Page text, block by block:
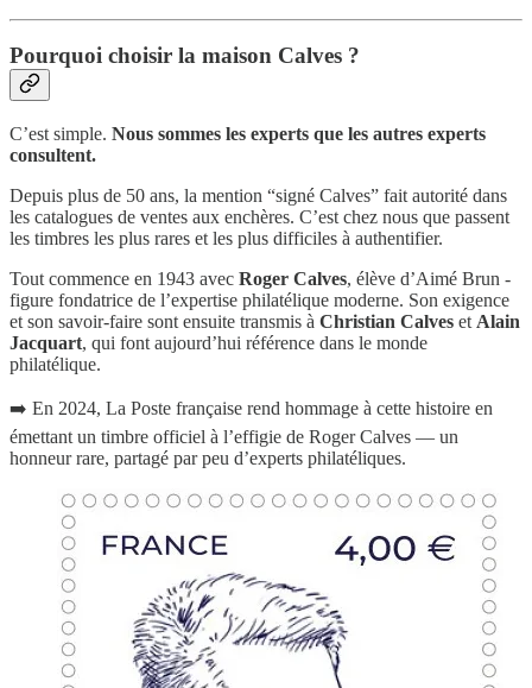
Pourquoi choisir la maison Calves ?
C’est simple. Nous sommes les experts que les autres experts
consultent.
Depuis plus de 50 ans, la mention “signé Calves” fait autorité dans
les catalogues de ventes aux enchères. C’est chez nous que passent
les timbres les plus rares et les plus difficiles à authentifier.
Tout commence en 1943 avec Roger Calves, élève d’Aimé Brun -
figure fondatrice de l’expertise philatélique moderne. Son exigence
et son savoir-faire sont ensuite transmis à Christian Calves et Alain
Jacquart, qui font aujourd’hui référence dans le monde
philatélique.
➡️ En 2024, La Poste française rend hommage à cette histoire en
émettant un timbre officiel à l’effigie de Roger Calves — un
honneur rare, partagé par peu d’experts philatéliques.